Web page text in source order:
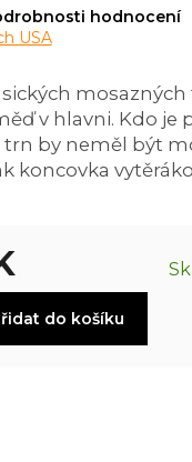
hodnocení
USA
do košíku
mosazných
v hlavni. Kdo je
trn by neměl být
koncovka